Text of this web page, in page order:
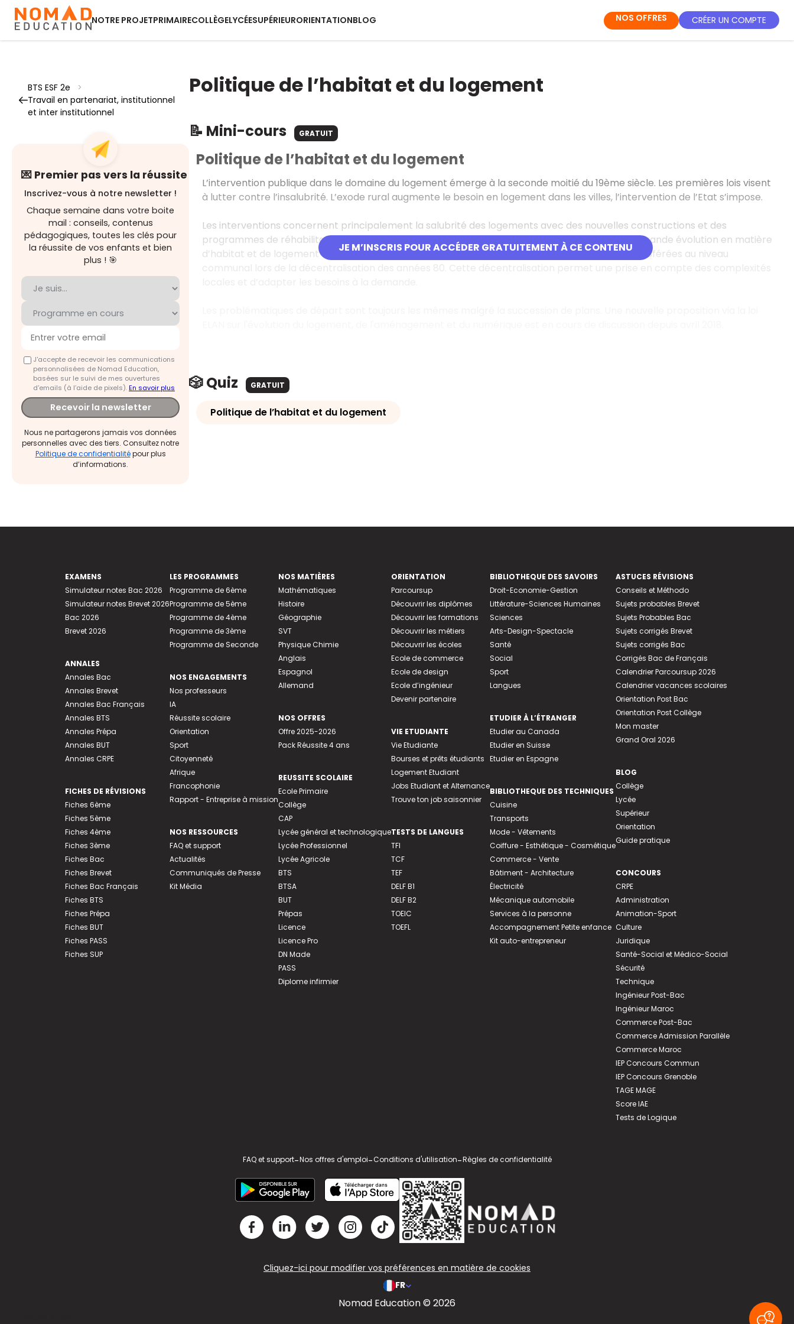
NOTRE PROJETPRIMAIRECOLLÈGELYCÉESUPÉRIEURORIENTATIONBLOG NOS OFFRES CRÉER UN COMPTE
BTS ESF 2e
>
Travail en partenariat, institutionnel
et inter institutionnel
💌 Premier pas vers la réussite
Inscrivez-vous à notre newsletter !
Chaque semaine dans votre boite
mail : conseils, contenus
pédagogiques, toutes les clés pour
la réussite de vos enfants et bien
plus ! 🎯
J'accepte de recevoir les communications
personnalisées de Nomad Education,
basées sur le suivi de mes ouvertures
d'emails (à l’aide de pixels).En savoir plus
Recevoir la newsletter
Nous ne partagerons jamais vos données
personnelles avec des tiers. Consultez notre
Politique de confidentialitépour plus
d’informations.
Politique de l’habitat et du logement
📝 Mini-cours GRATUIT
JE M’INSCRIS POUR ACCÉDER GRATUITEMENT À CE CONTENU
Politique de l’habitat et du logement
L’intervention publique dans le domaine du logement émerge à la seconde moitié du 19ème siècle. Les premières lois visent
à lutter contre l’insalubrité. L’exode rural augmente le besoin en logement dans les villes, l’intervention de l’Etat s’impose.
Les interventions concernent principalement la salubrité des logements avec des nouvelles constructions et des
programmes de réhabilitation et leur accès économique. Ces deux axes restent inchangés. La grande évolution en matière
d’habitat et de logement concerne sa gestion. Au départ centralisé, les compétences sont transférées au niveau
🎲 Quiz GRATUIT
Politique de l’habitat et du logement
EXAMENS
Simulateur notes Bac 2026
Simulateur notes Brevet 2026
Bac 2026
Brevet 2026
ANNALES
Annales Bac
Annales Brevet
Annales Bac Français
Annales BTS
Annales Prépa
Annales BUT
Annales CRPE
FICHES DE RÉVISIONS
Fiches 6ème
Fiches 5ème
Fiches 4ème
Fiches 3ème
Fiches Bac
Fiches Brevet
Fiches Bac Français
Fiches BTS
Fiches Prépa
Fiches BUT
Fiches PASS
Fiches SUP
LES PROGRAMMES
Programme de 6ème
Programme de 5ème
Programme de 4ème
Programme de 3ème
Programme de Seconde
NOS ENGAGEMENTS
Nos professeurs
IA
Réussite scolaire
Orientation
Sport
Citoyenneté
Afrique
Francophonie
Rapport - Entreprise à mission
NOS RESSOURCES
FAQ et support
Actualités
Communiqués de Presse
Kit Média
NOS MATIÈRES
Mathématiques
Histoire
Géographie
SVT
Physique Chimie
Anglais
Espagnol
Allemand
NOS OFFRES
Offre 2025-2026
Pack Réussite 4 ans
REUSSITE SCOLAIRE
Ecole Primaire
Collège
CAP
Lycée général et technologique
Lycée Professionnel
Lycée Agricole
BTS
BTSA
BUT
Prépas
Licence
Licence Pro
DN Made
PASS
Diplome infirmier
ORIENTATION
Parcoursup
Découvrir les diplômes
Découvrir les formations
Découvrir les métiers
Découvrir les écoles
Ecole de commerce
Ecole de design
Ecole d’ingénieur
Devenir partenaire
VIE ETUDIANTE
Vie Etudiante
Bourses et prêts étudiants
Logement Etudiant
Jobs Etudiant et Alternance
Trouve ton job saisonnier
TESTS DE LANGUES
TFI
TCF
TEF
DELF B1
DELF B2
TOEIC
TOEFL
BIBLIOTHEQUE DES SAVOIRS
Droit-Economie-Gestion
Littérature-Sciences Humaines
Sciences
Arts-Design-Spectacle
Santé
Social
Sport
Langues
ETUDIER À L’ÉTRANGER
Etudier au Canada
Etudier en Suisse
Etudier en Espagne
BIBLIOTHEQUE DES TECHNIQUES
Cuisine
Transports
Mode - Vêtements
Coiffure - Esthétique - Cosmétique
Commerce - Vente
Bâtiment - Architecture
Électricité
Mécanique automobile
Services à la personne
Accompagnement Petite enfance
Kit auto-entrepreneur
ASTUCES RÉVISIONS
Conseils et Méthodo
Sujets probables Brevet
Sujets Probables Bac
Sujets corrigés Brevet
Sujets corrigés Bac
Corrigés Bac de Français
Calendrier Parcoursup 2026
Calendrier vacances scolaires
Orientation Post Bac
Orientation Post Collège
Mon master
Grand Oral 2026
BLOG
Collège
Lycée
Supérieur
Orientation
Guide pratique
CONCOURS
CRPE
Administration
Animation-Sport
Culture
Juridique
Santé-Social et Médico-Social
Sécurité
Technique
Ingénieur Post-Bac
Ingénieur Maroc
Commerce Post-Bac
Commerce Admission Parallèle
Commerce Maroc
IEP Concours Commun
IEP Concours Grenoble
TAGE MAGE
Score IAE
Tests de Logique
FAQ et support-Nos offres d'emploi-Conditions d'utilisation-Règles de confidentialité
Cliquez-ici pour modifier vos préférences en matière de cookies
FR
Nomad Education © 2026